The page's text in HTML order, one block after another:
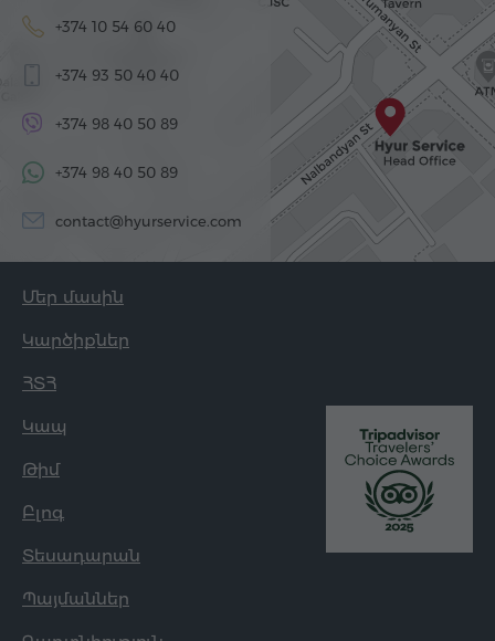
+374 10 54 60 40
+374 93 50 40 40
+374 98 40 50 89
+374 98 40 50 89
contact@hyurservice.com
Մեր մասին
Կարծիքներ
ՀՏՀ
Կապ
Թիմ
Բլոգ
Տեսադարան
Պայմաններ